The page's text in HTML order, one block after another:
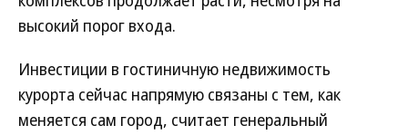
высокий порог входа.
Инвестиции в гостиничную недвижимость
курорта сейчас напрямую связаны с тем, как
меняется сам город, считает генеральный